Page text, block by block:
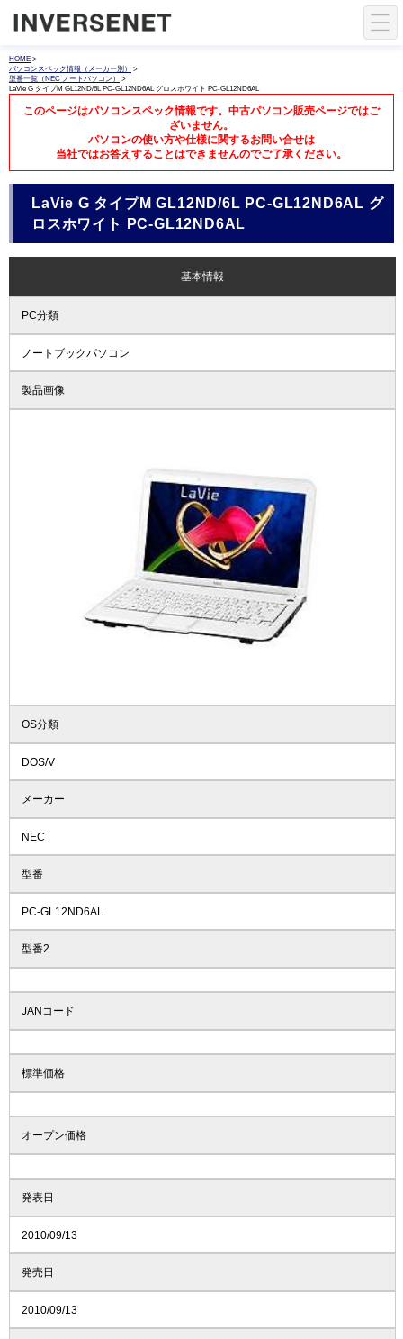
HOME >
パソコンスペック情報（メーカー別）
>
型番一覧（NEC ノートパソコン）
>
LaVie G タイプM GL12ND/6L PC-GL12ND6AL グロスホワイト PC-GL12ND6AL
このページはパソコンスペック情報です。中古パソコン販売ページではご
ざいません。
パソコンの使い方や仕様に関するお問い合せは
当社ではお答えすることはできませんのでご了承ください。
LaVie G タイプM GL12ND/6L PC-GL12ND6AL グ
ロスホワイト PC-GL12ND6AL
基本情報
PC分類
ノートブックパソコン
製品画像
OS分類
DOS/V
メーカー
NEC
型番
PC-GL12ND6AL
型番2
JANコード
標準価格
オープン価格
発表日
2010/09/13
発売日
2010/09/13